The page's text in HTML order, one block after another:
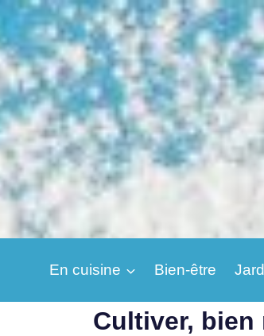
Aller
au
contenu
En cuisine Bien-être
Cultiver, bien